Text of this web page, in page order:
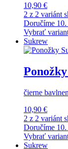
10,90 €
2 z 2 variánt
Doručíme 10.
Vybrať
Sukrew
čierne
10,90 €
2 z 2 variánt
Doručíme 10.
Vybrať
Sukrew